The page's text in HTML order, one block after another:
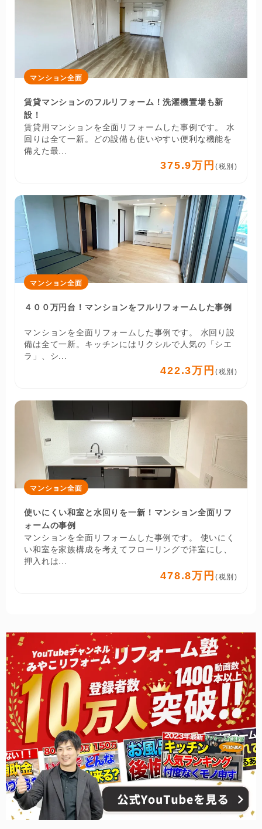
マンション全面
賃貸マンションのフルリフォーム！洗濯機置場も新
設！
賃貸用マンションを全面リフォームした事例です。 水
回りは全て一新。どの設備も使いやすい便利な機能を
備えた最...
375.9万円 (税別)
マンション全面
４００万円台！マンションをフルリフォームした事例
マンションを全面リフォームした事例です。 水回り設
備は全て一新。キッチンにはリクシルで人気の「シエ
ラ」、シ...
422.3万円 (税別)
マンション全面
使いにくい和室と水回りを一新！マンション全面リフ
ォームの事例
マンションを全面リフォームした事例です。 使いにく
い和室を家族構成を考えてフローリングで洋室にし、
押入れは...
478.8万円 (税別)